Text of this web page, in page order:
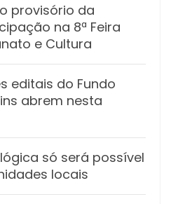
provisório da
na 8ª Feira
e Cultura
editais do Fundo
abrem nesta
só será possível
locais